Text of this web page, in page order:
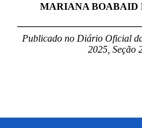
MARIANA BOABAID
Publicado no Diário Oficial
2025, Seção